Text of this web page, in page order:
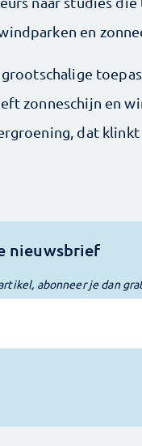
en
zonneschijn en
dat
nieuwsbrief
abonneer je dan